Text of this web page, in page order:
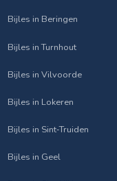
Bijles in Beringen
Bijles in Turnhout
Bijles in Vilvoorde
Bijles in Lokeren
Bijles in Sint‑Truiden
Bijles in Geel